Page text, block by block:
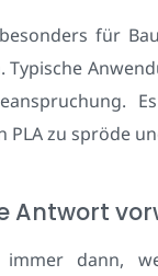
für
Typische
PLA zu spröde
Antwort
immer dann,